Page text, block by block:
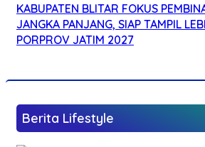
KABUPATEN BLITAR FOKUS
JANGKA PANJANG, SIAP TAMPIL
PORPROV JATIM 2027
Berita Lifestyle